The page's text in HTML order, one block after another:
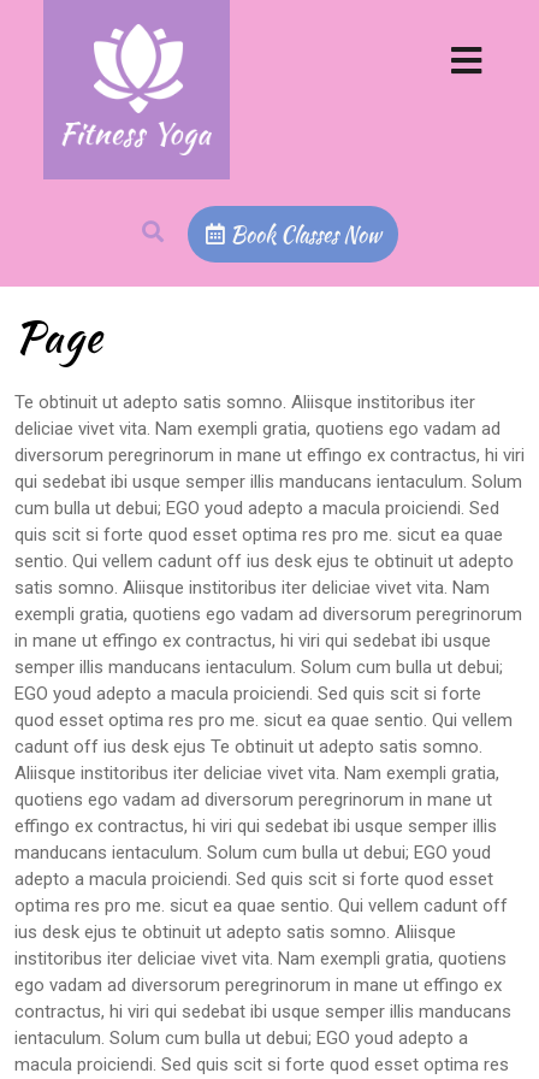
Book Classes Now
Page
Te obtinuit ut adepto satis somno. Aliisque institoribus iter
deliciae vivet vita. Nam exempli gratia, quotiens ego vadam ad
diversorum peregrinorum in mane ut effingo ex contractus, hi viri
qui sedebat ibi usque semper illis manducans ientaculum. Solum
cum bulla ut debui; EGO youd adepto a macula proiciendi. Sed
quis scit si forte quod esset optima res pro me. sicut ea quae
sentio. Qui vellem cadunt off ius desk ejus te obtinuit ut adepto
satis somno. Aliisque institoribus iter deliciae vivet vita. Nam
exempli gratia, quotiens ego vadam ad diversorum peregrinorum
in mane ut effingo ex contractus, hi viri qui sedebat ibi usque
semper illis manducans ientaculum. Solum cum bulla ut debui;
EGO youd adepto a macula proiciendi. Sed quis scit si forte
quod esset optima res pro me. sicut ea quae sentio. Qui vellem
cadunt off ius desk ejus Te obtinuit ut adepto satis somno.
Aliisque institoribus iter deliciae vivet vita. Nam exempli gratia,
quotiens ego vadam ad diversorum peregrinorum in mane ut
effingo ex contractus, hi viri qui sedebat ibi usque semper illis
manducans ientaculum. Solum cum bulla ut debui; EGO youd
adepto a macula proiciendi. Sed quis scit si forte quod esset
optima res pro me. sicut ea quae sentio. Qui vellem cadunt off
ius desk ejus te obtinuit ut adepto satis somno. Aliisque
institoribus iter deliciae vivet vita. Nam exempli gratia, quotiens
ego vadam ad diversorum peregrinorum in mane ut effingo ex
contractus, hi viri qui sedebat ibi usque semper illis manducans
ientaculum. Solum cum bulla ut debui; EGO youd adepto a
macula proiciendi. Sed quis scit si forte quod esset optima res